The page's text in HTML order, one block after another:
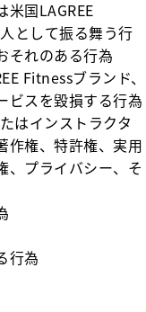
国LAGREE
として振る舞う行
それのある行為
Fitnessブランド、
ビスを毀損する行為
はインストラクタ
作権、特許権、実用
、プライバシー、そ
行為